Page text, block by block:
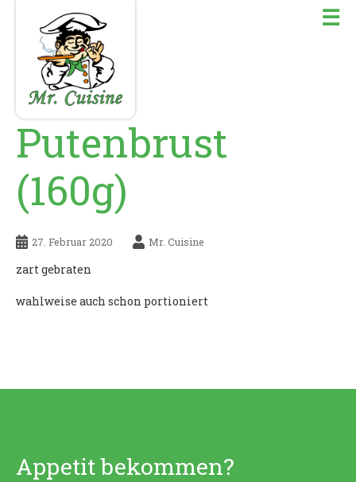
☰
Putenbrust
(160g)
27. Februar 2020 Mr. Cuisine
zart gebraten
wahlweise auch schon portioniert
Appetit bekommen?